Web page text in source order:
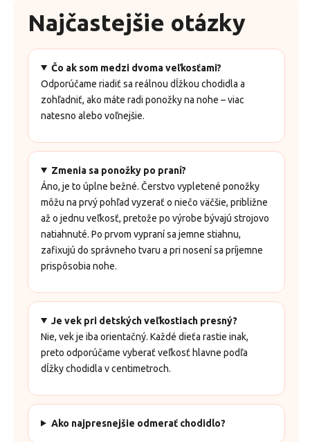
Najčastejšie otázky
Čo ak som medzi dvoma veľkosťami?
Odporúčame riadiť sa reálnou dĺžkou chodidla a
zohľadniť, ako máte radi ponožky na nohe – viac
natesno alebo voľnejšie.
Zmenia sa ponožky po praní?
Áno, je to úplne bežné. Čerstvo vypletené ponožky
môžu na prvý pohľad vyzerať o niečo väčšie, približne
až o jednu veľkosť, pretože po výrobe bývajú strojovo
natiahnuté. Po prvom vypraní sa jemne stiahnu,
zafixujú do správneho tvaru a pri nosení sa príjemne
prispôsobia nohe.
Je vek pri detských veľkostiach presný?
Nie, vek je iba orientačný. Každé dieťa rastie inak,
preto odporúčame vyberať veľkosť hlavne podľa
dĺžky chodidla v centimetroch.
Ako najpresnejšie odmerať chodidlo?